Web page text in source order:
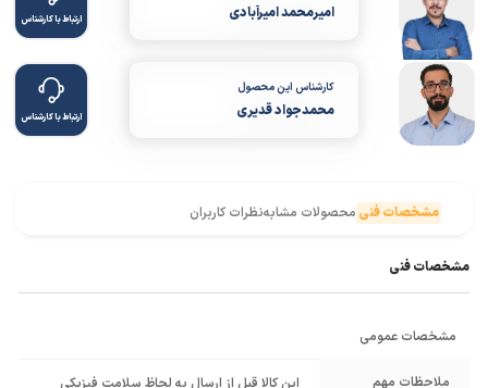
امیرمحمد امیرآبادی ارتباط با کارشناس
کارشناس این محصول
محمدجواد قدیری ارتباط با کارشناس
مشخصات فنی محصولات مشابهنظرات کاربران
مشخصات فنی
مشخصات عمومی
ملاحظات مهم
این کالا قبل از ارسال به لحاظ سلامت فیزیکی